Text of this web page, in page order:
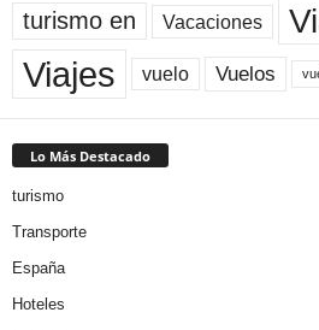
turismo en Vacaciones
Viajes vuelo Vuelos
Lo Más Destacado
turismo
Transporte
España
Hoteles